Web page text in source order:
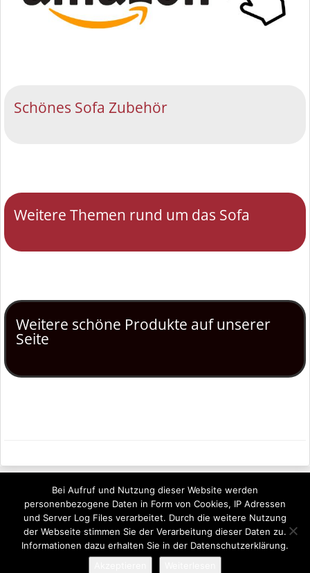
Schönes Sofa Zubehör
Weitere Themen rund um das Sofa
Weitere schöne Produkte auf unserer
Seite
Rechtliches
Impressum
Datenschutzerklärung
Bei Aufruf und Nutzung dieser Website werden
personenbezogene Daten in Form von Cookies, IP Adressen
und Server Log Files verarbeitet. Durch die weitere Nutzung
der Webseite stimmen Sie der Verarbeitung dieser Daten zu.
Informationen dazu erhalten Sie in der Datenschutzerklärung.